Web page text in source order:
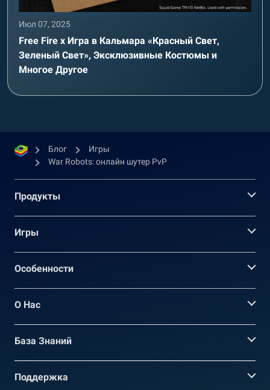
Июл 07, 2025
Free Fire x Игра в Кальмара «Красный Свет,
Зеленый Свет», Эксклюзивные Костюмы и
Многое Другое
Блог
Игры
War Robots: онлайн шутер PvP
Продукты
Игры
Oсобенности
О Нас
База Знаний
Поддержка